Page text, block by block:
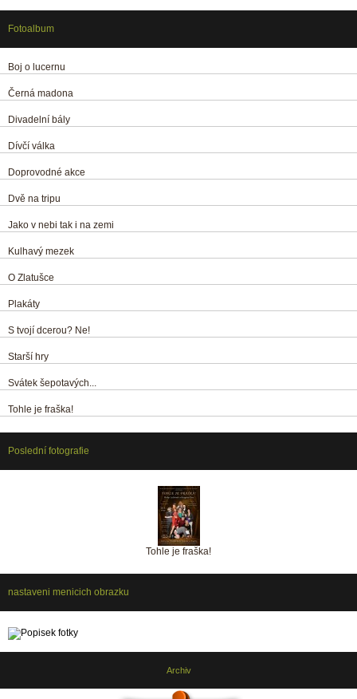
Fotoalbum
Boj o lucernu
Černá madona
Divadelní bály
Dívčí válka
Doprovodné akce
Dvě na tripu
Jako v nebi tak i na zemi
Kulhavý mezek
O Zlatušce
Plakáty
S tvojí dcerou? Ne!
Starší hry
Svátek šepotavých...
Tohle je fraška!
Poslední fotografie
Tohle je fraška!
nastaveni menicich obrazku
Archiv